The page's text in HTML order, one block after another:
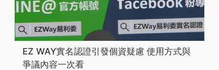
EZ WAY實名認證引發個資疑慮 使用方式與
爭議內容一次看